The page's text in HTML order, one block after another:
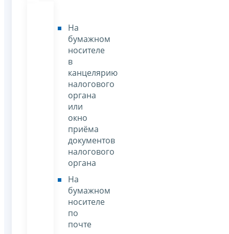
На
бумажном
носителе
в
канцелярию
налогового
органа
или
окно
приёма
документов
налогового
органа
На
бумажном
носителе
по
почте